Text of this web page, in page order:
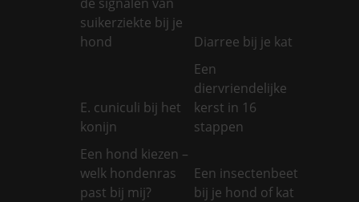
suikerziekte bij je
hond
Diarree bij je kat
E. cuniculi bij het
konijn
Een
diervriendelijke
kerst in 16
stappen
Een hond kiezen –
welk hondenras
past bij mij?
Een insectenbeet
bij je hond of kat